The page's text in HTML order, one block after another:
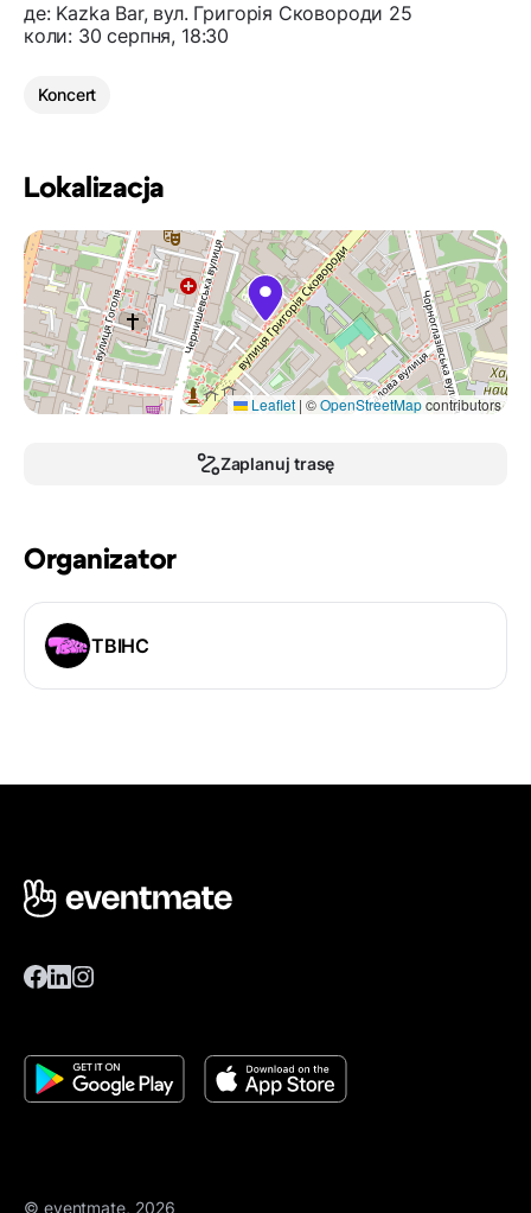
де: Kazka Bar, вул. Григорія Сковороди 25
коли: 30 серпня, 18:30
Koncert
Lokalizacja
Leaflet | ©OpenStreetMapcontributors
Zaplanuj trasę
Organizator
ТВІНС
© eventmate, 2026